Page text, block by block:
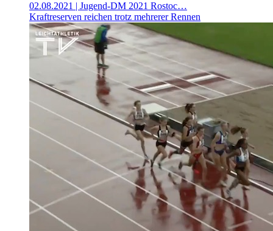
02.08.2021 | Jugend-DM 2021 Rostoc…
Kraftreserven reichen trotz mehrerer Rennen